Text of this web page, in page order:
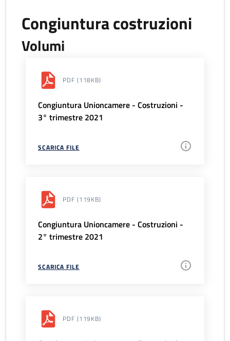
Congiuntura costruzioni
Volumi
PDF (118KB)
Congiuntura Unioncamere - Costruzioni -
3° trimestre 2021
SCARICA FILE
PDF (119KB)
Congiuntura Unioncamere - Costruzioni -
2° trimestre 2021
SCARICA FILE
PDF (119KB)